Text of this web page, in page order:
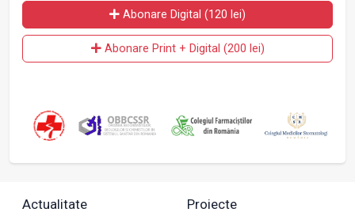
Abonare Digital (120 lei)
Abonare Print + Digital (200 lei)
Actualitate Proiecte